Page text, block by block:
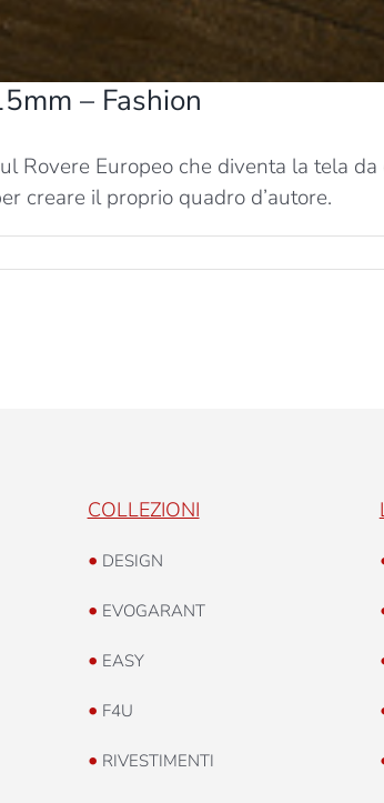
– Fashion
Rovere Europeo che diventa la tela
creare il proprio quadro d’autore.
COLLEZIONI
• DESIGN
• EVOGARANT
• EASY
• F4U
• RIVESTIMENTI